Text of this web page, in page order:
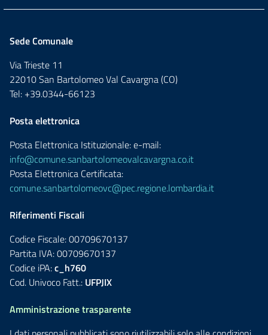
Sede Comunale
Via Trieste 11
22010 San Bartolomeo Val Cavargna (CO)
Tel: +39.0344-66123
Posta elettronica
Posta Elettronica Istituzionale: e-mail:
info@comune.sanbartolomeovalcavargna.co.it
Posta Elettronica Certificata:
comune.sanbartolomeovc@pec.regione.lombardia.it
Riferimenti Fiscali
Codice Fiscale: 00709670137
Partita IVA: 00709670137
Codice iPA:c_h760
Cod. Univoco Fatt.: UFPJIX
Amministrazione trasparente